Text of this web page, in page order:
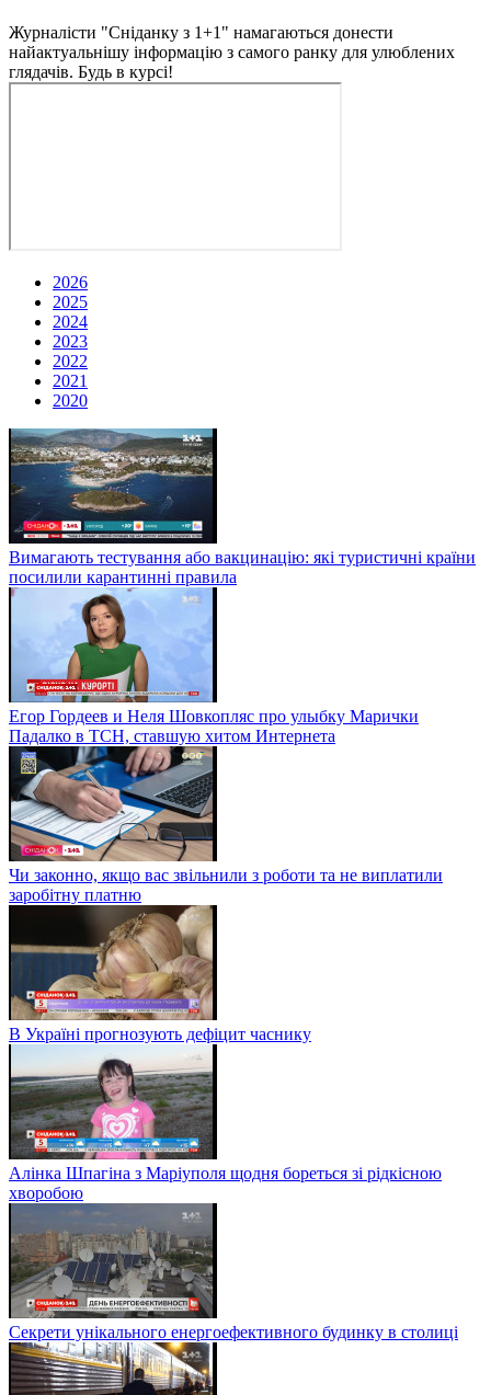
Журналісти "Сніданку з 1+1" намагаються донести
найактуальнішу інформацію з самого ранку для улюблених
глядачів. Будь в курсі!
2026
2025
2024
2023
2022
2021
2020
Вимагають тестування або вакцинацію: які туристичні країни
посилили карантинні правила
Егор Гордеев и Неля Шовкопляс про улыбку Марички
Падалко в ТСН, ставшую хитом Интернета
Чи законно, якщо вас звільнили з роботи та не виплатили
заробітну платню
В Україні прогнозують дефіцит часнику
Алінка Шпагіна з Маріуполя щодня бореться зі рідкісною
хворобою
Секрети унікального енергоефективного будинку в столиці